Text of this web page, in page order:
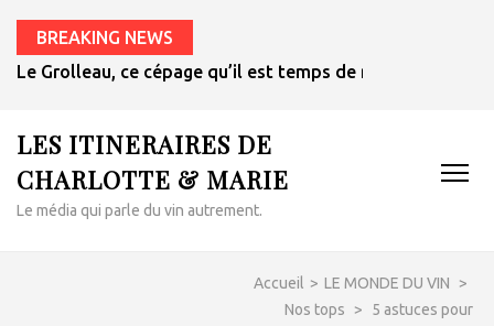
BREAKING NEWS
Le Grolleau, ce cépage qu’il est temps de redécouvrir
LES ITINERAIRES DE
CHARLOTTE & MARIE
Le média qui parle du vin autrement.
Accueil > LE MONDE DU VIN
>
Nos tops
>
5 astuces pour